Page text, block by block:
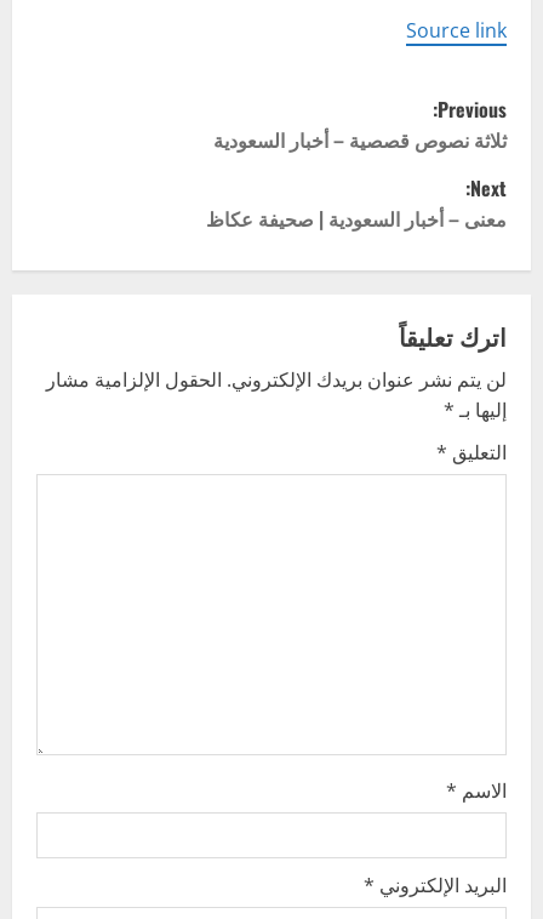
Source link
P
o
s
a
v
i
n
Previous:
ثلاثة نصوص قصصية – أخبار السعودية
Next:
معنى – أخبار السعودية | صحيفة عكاظ
اترك تعليقاً
لن يتم نشر عنوان بريدك الإلكتروني. الحقول الإلزامية مشار
إليها بـ*
التعليق *
الاسم *
البريد الإلكتروني *